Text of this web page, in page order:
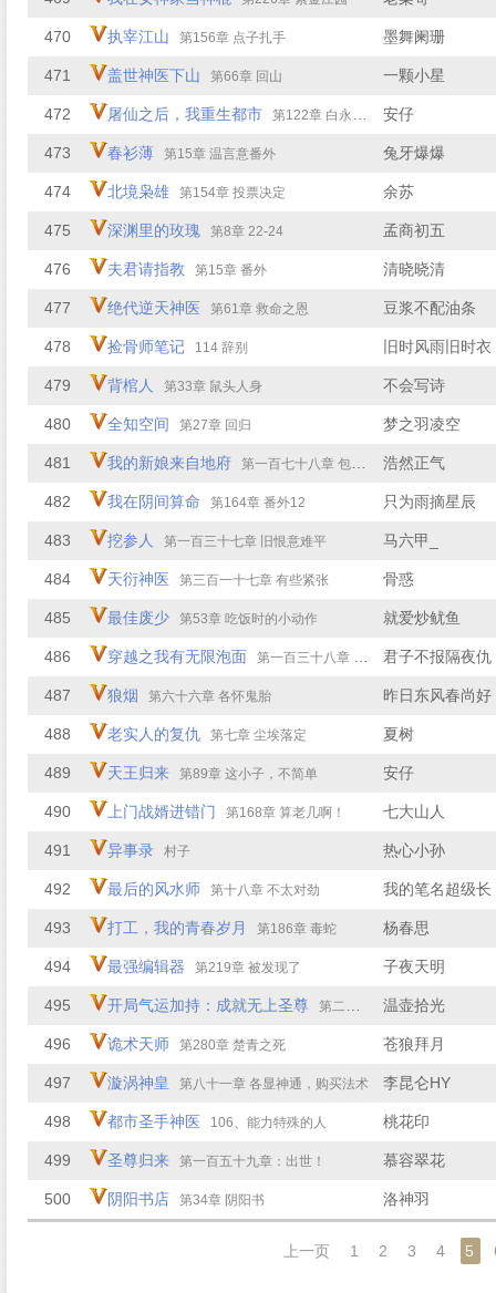
470 执宰江山 第156章 点子扎手 墨舞阑珊
471 盖世神医下山 第66章 回山 一颗小星
472 屠仙之后，我重生都市 第122章 白永元与龙苑杰 安仔
473 春衫薄 第15章 温言意番外 兔牙爆爆
474 北境枭雄 第154章 投票决定 余苏
475 深渊里的玫瑰 第8章 22-24 孟商初五
476 夫君请指教 第15章 番外 清晓晓清
477 绝代逆天神医 第61章 救命之恩 豆浆不配油条
478 捡骨师笔记 114 辞别 旧时风雨旧时衣
479 背棺人 第33章 鼠头人身 不会写诗
480 全知空间 第27章 回归 梦之羽凌空
481 我的新娘来自地府 第一百七十八章 包间里的陈姐 浩然正气
482 我在阴间算命 第164章 番外12 只为雨摘星辰
483 挖参人 第一百三十七章 旧恨意难平 马六甲_
484 天衍神医 第三百一十七章 有些紧张 骨惑
485 最佳废少 第53章 吃饭时的小动作 就爱炒鱿鱼
486 穿越之我有无限泡面 第一百三十八章 决生死 君子不报隔夜仇
487 狼烟 第六十六章 各怀鬼胎 昨日东风春尚好
488 老实人的复仇 第七章 尘埃落定 夏树
489 天王归来 第89章 这小子，不简单 安仔
490 上门战婿进错门 第168章 算老几啊！ 七大山人
491 异事录 村子 热心小孙
492 最后的风水师 第十八章 不太对劲 我的笔名超级长
493 打工，我的青春岁月 第186章 毒蛇 杨春思
494 最强编辑器 第219章 被发现了 子夜天明
495 开局气运加持：成就无上圣尊 第二百一十五章 评选 温壶拾光
496 诡术天师 第280章 楚青之死 苍狼拜月
497 漩涡神皇 第八十一章 各显神通，购买法术 李昆仑HY
498 都市圣手神医 106、能力特殊的人 桃花印
499 圣尊归来 第一百五十九章：出世！ 慕容翠花
500 阴阳书店 第34章 阴阳书 洛神羽
上一页 1 2 3 4 5